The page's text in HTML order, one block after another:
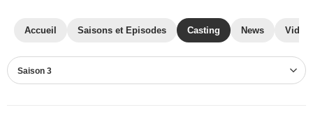
Accueil Saisons et Episodes Casting News
Saison 3